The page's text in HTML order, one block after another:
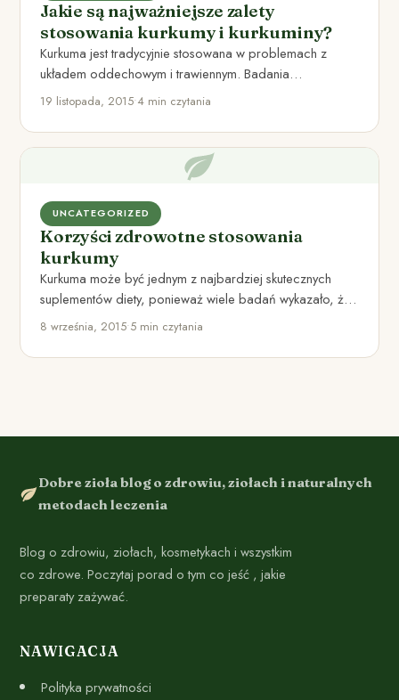
Jakie są najważniejsze zalety
stosowania kurkumy i kurkuminy?
Kurkuma jest tradycyjnie stosowana w problemach z
układem oddechowym i trawiennym. Badania
przeprowadzone w ciągu ostatnich 50 lat…
19 listopada, 2015•4 min czytania
UNCATEGORIZED
Korzyści zdrowotne stosowania
kurkumy
Kurkuma może być jednym z najbardziej skutecznych
suplementów diety, ponieważ wiele badań wykazało, że
ma poważne korzyści dla…
8 września, 2015•5 min czytania
Dobre zioła blog o zdrowiu, ziołach i naturalnych
metodach leczenia
Blog o zdrowiu, ziołach, kosmetykach i wszystkim
co zdrowe. Poczytaj porad o tym co jeść , jakie
preparaty zażywać.
NAWIGACJA
Polityka prywatności